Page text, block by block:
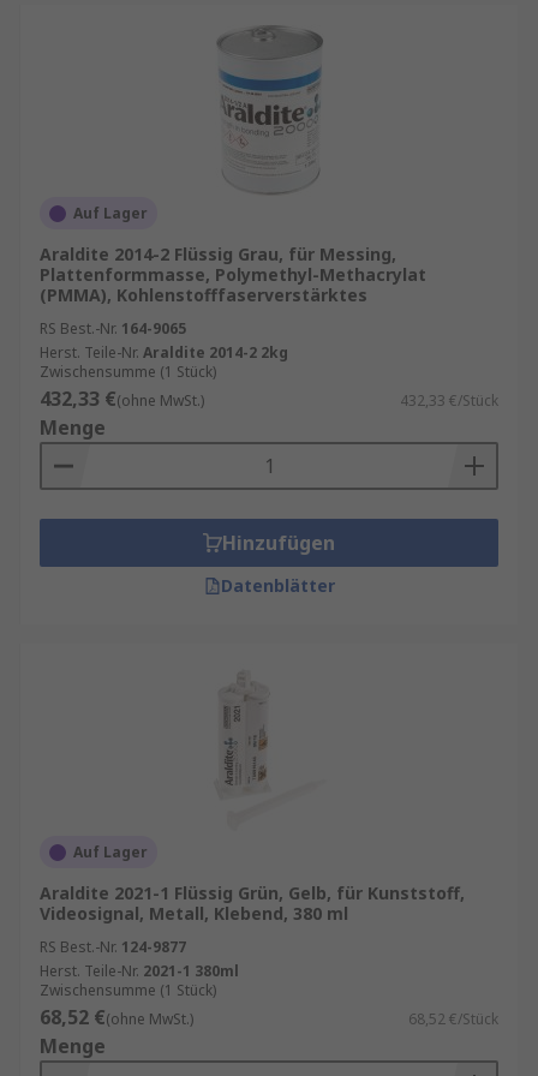
Auf Lager
Araldite 2014-2 Flüssig Grau, für Messing,
Plattenformmasse, Polymethyl-Methacrylat
(PMMA), Kohlenstofffaserverstärktes
RS Best.-Nr. 164-9065
Herst. Teile-Nr. Araldite 2014-2 2kg
Zwischensumme (1 Stück)
432,33 €(ohne MwSt.) 432,33 €/Stück
Menge
Hinzufügen
Datenblätter
Auf Lager
Araldite 2021-1 Flüssig Grün, Gelb, für Kunststoff,
Videosignal, Metall, Klebend, 380 ml
RS Best.-Nr. 124-9877
Herst. Teile-Nr. 2021-1 380ml
Zwischensumme (1 Stück)
68,52 €(ohne MwSt.) 68,52 €/Stück
Menge